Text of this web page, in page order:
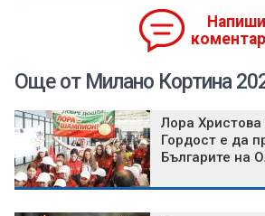
Напиши
коментар
Още от Милано Кортина
Лора
Гордост е да
Българите на